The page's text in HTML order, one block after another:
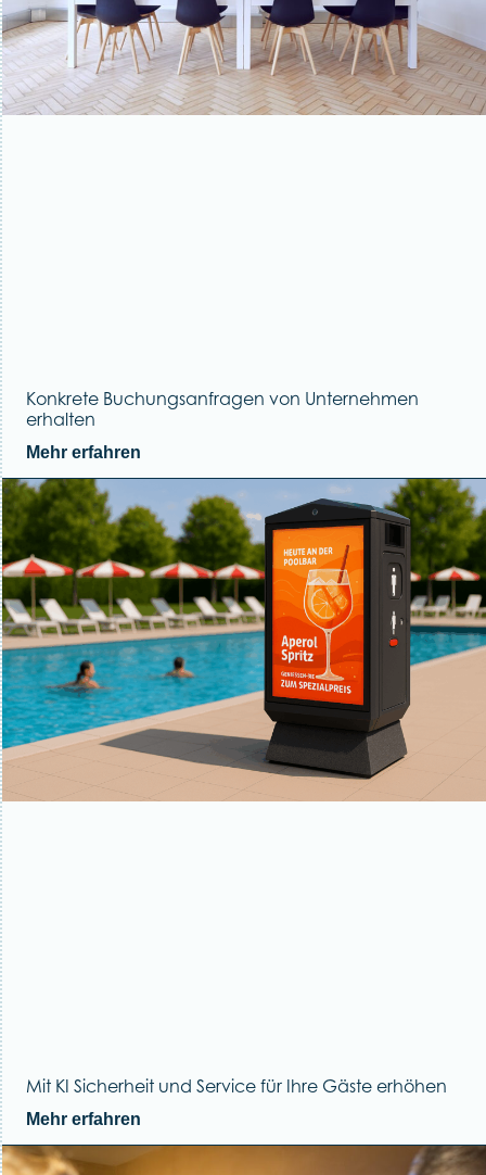
Konkrete Buchungsanfragen von Unternehmen
erhalten
Mehr erfahren
Mit KI Sicherheit und Service für Ihre Gäste erhöhen
Mehr erfahren